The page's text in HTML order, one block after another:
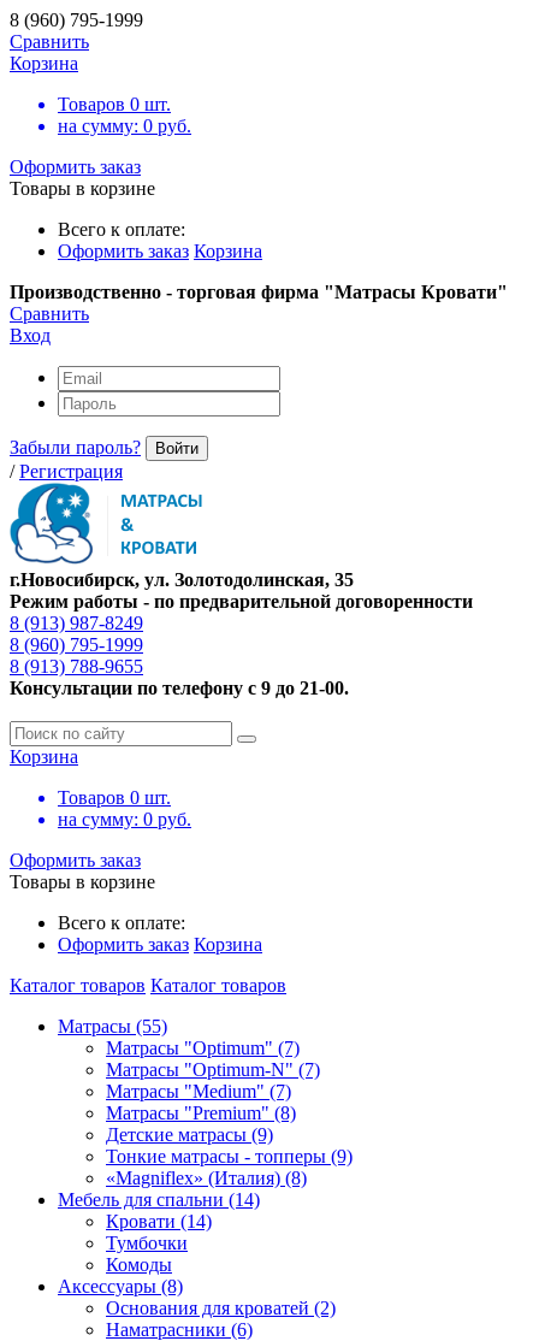
8 (960) 795-1999
Сравнить
Корзина
Товаров 0 шт.
на сумму: 0 руб.
Оформить заказ
Товары в корзине
Всего к оплате:
Оформить заказ Корзина
Производственно - торговая фирма "Матрасы Кровати"
Сравнить
Вход
Забыли пароль? Войти
/ Регистрация
г.Новосибирск, ул. Золотодолинская, 35
Режим работы - по предварительной договоренности
8 (913) 987-8249
8 (960) 795-1999
8 (913) 788-9655
Консультации по телефону с 9 до 21-00.
Корзина
Товаров 0 шт.
на сумму: 0 руб.
Оформить заказ
Товары в корзине
Всего к оплате:
Оформить заказ Корзина
Каталог товаров Каталог товаров
Матрасы (55)
Матрасы "Optimum" (7)
Матрасы "Optimum-N" (7)
Матрасы "Medium" (7)
Матрасы "Premium" (8)
Детские матрасы (9)
Тонкие матрасы - топперы (9)
«Magniflex» (Италия) (8)
Мебель для спальни (14)
Кровати (14)
Тумбочки
Комоды
Аксессуары (8)
Основания для кроватей (2)
Наматрасники (6)